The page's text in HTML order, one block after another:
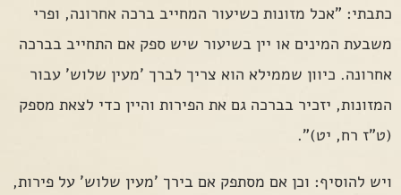
כתבתי: "אכל מזונות כשיעור המחייב ברכה אחרונה, ופרי
משבעת המינים או יין בשיעור שיש ספק אם התחייב בברכה
אחרונה. כיוון שממילא הוא צריך לברך 'מעין שלוש' עבור
המזונות, יזכיר בברכה גם את הפירות והיין כדי לצאת מספק
(ט"ז רח, יט)".
ויש להוסיף: וכן אם מסתפק אם בירך 'מעין שלוש' על פירות,